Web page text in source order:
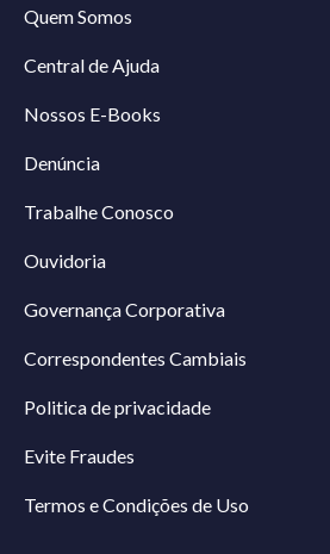
Quem Somos
Central de Ajuda
Nossos E-Books
Denúncia
Trabalhe Conosco
Ouvidoria
Governança Corporativa
Correspondentes Cambiais
Politica de privacidade
Evite Fraudes
Termos e Condições de Uso